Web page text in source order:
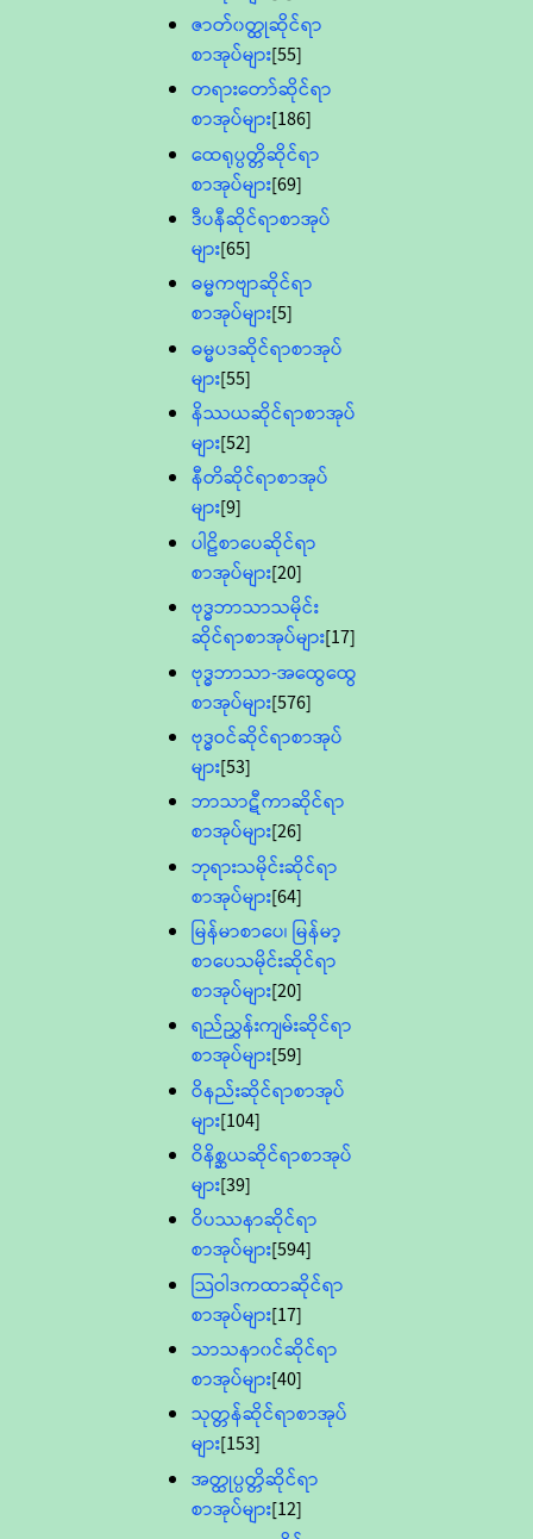
ဇာတ်၀တ္ထုဆိုင်ရာ
စာအုပ်များ[55]
တရားတော်ဆိုင်ရာ
စာအုပ်များ[186]
ထေရုပ္ပတ္တိဆိုင်ရာ
စာအုပ်များ[69]
ဒီပနီဆိုင်ရာစာအုပ်
များ[65]
ဓမ္မကဗျာဆိုင်ရာ
စာအုပ်များ[5]
ဓမ္မပဒဆိုင်ရာစာအုပ်
များ[55]
နိဿယဆိုင်ရာစာအုပ်
များ[52]
နီတိဆိုင်ရာစာအုပ်
များ[9]
ပါဠိစာပေဆိုင်ရာ
စာအုပ်များ[20]
ဗုဒ္ဓဘာသာသမိုင်း
ဆိုင်ရာစာအုပ်များ[17]
ဗုဒ္ဓဘာသာ-အထွေထွေ
စာအုပ်များ[576]
ဗုဒ္ဓဝင်ဆိုင်ရာစာအုပ်
များ[53]
ဘာသာဋီကာဆိုင်ရာ
စာအုပ်များ[26]
ဘုရားသမိုင်းဆိုင်ရာ
စာအုပ်များ[64]
မြန်မာစာပေ၊ မြန်မာ့
စာပေသမိုင်းဆိုင်ရာ
စာအုပ်များ[20]
ရည်ညွှန်းကျမ်းဆိုင်ရာ
စာအုပ်များ[59]
ဝိနည်းဆိုင်ရာစာအုပ်
များ[104]
ဝိနိစ္ဆယဆိုင်ရာစာအုပ်
များ[39]
ဝိပဿနာဆိုင်ရာ
စာအုပ်များ[594]
သြဝါဒကထာဆိုင်ရာ
စာအုပ်များ[17]
သာသနာ၀င်ဆိုင်ရာ
စာအုပ်များ[40]
သုတ္တန်ဆိုင်ရာစာအုပ်
များ[153]
အတ္ထုပ္ပတ္တိဆိုင်ရာ
စာအုပ်များ[12]